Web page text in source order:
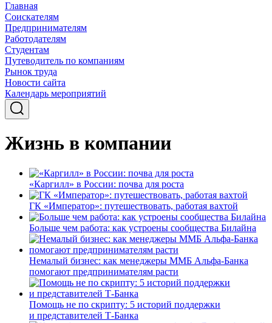
Главная
Соискателям
Предпринимателям
Работодателям
Студентам
Путеводитель по компаниям
Рынок труда
Новости сайта
Календарь мероприятий
Жизнь в компании
«Каргилл» в России: почва для роста
ГК «Император»: путешествовать, работая вахтой
Больше чем работа: как устроены сообщества Билайна
Немалый бизнес: как менеджеры ММБ Альфа-Банка
помогают предпринимателям расти
Помощь не по скрипту: 5 историй поддержки
и представителей Т-Банка